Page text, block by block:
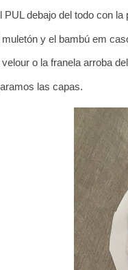
PUL debajo del todo con la
muletón y el bambú em
o la franela arroba
las capas.